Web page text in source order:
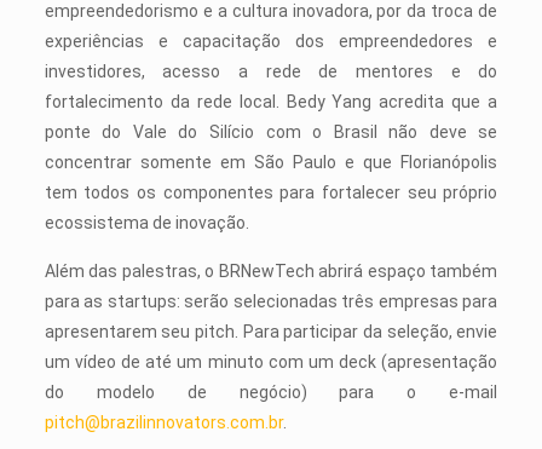
empreendedorismo e a cultura inovadora, por da troca de
experiências e capacitação dos empreendedores e
investidores, acesso a rede de mentores e do
fortalecimento da rede local. Bedy Yang acredita que a
ponte do Vale do Silício com o Brasil não deve se
concentrar somente em São Paulo e que Florianópolis
tem todos os componentes para fortalecer seu próprio
ecossistema de inovação.
Além das palestras, o BRNewTech abrirá espaço também
para as startups: serão selecionadas três empresas para
apresentarem seu pitch. Para participar da seleção, envie
um vídeo de até um minuto com um deck (apresentação
do modelo de negócio) para o e-mail
pitch@brazilinnovators.com.br.